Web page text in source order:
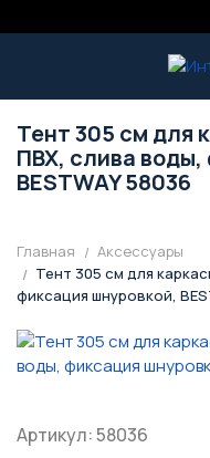
Тент 305 см для
ПВХ, слива воды,
BESTWAY 58036
Главная
Аксессуары
Тент 305 см для
фиксация шнуровкой,
Артикул: 58036